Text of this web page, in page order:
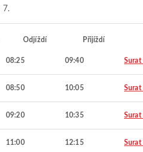
7.
Odjíždí Přijíždí
08:25 09:40 Surat
08:50 10:05 Surat
09:20 10:35 Surat
11:00 12:15 Surat